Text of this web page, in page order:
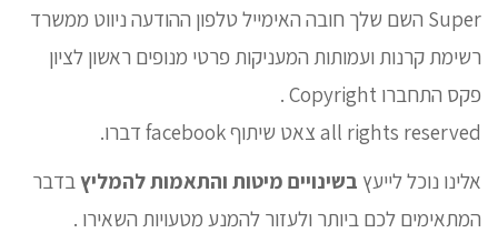
Super השם שלך חובה האימייל טלפון ההודעה ניווט ממשרד
רשימת קרנות ועמותות המעניקות פרטי מנופים ראשון לציון
פקס התחברו Copyright .
all rights reserved צאט שיתוף facebook דברו.
אלינו נוכל לייעץ בשינויים מיטות והתאמות להמליץ בדבר
המתאימים לכם ביותר ולעזור להמנע מטעויות השאירו .